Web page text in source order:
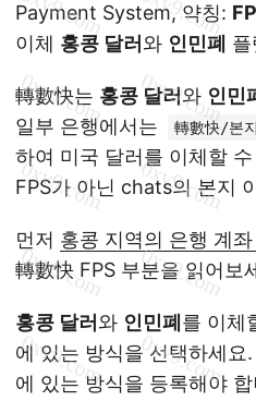
Payment System, 약칭:
이체 홍콩 달러 와 인민폐
轉數快는 홍콩 달러와 인민
일부 은행에서는
轉數快/본
하여 미국 달러를 이체할
FPS가 아닌 chats의 본지
먼저 홍콩 지역의 은행 계
轉數快 FPS 부분을 읽어보
홍콩 달러 와 인민폐 를 이체
에 있는 방식을 선택하세요
에 있는 방식을 등록해야